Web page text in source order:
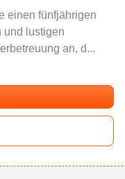
einen fünfjährigen
und lustigen
an, d...